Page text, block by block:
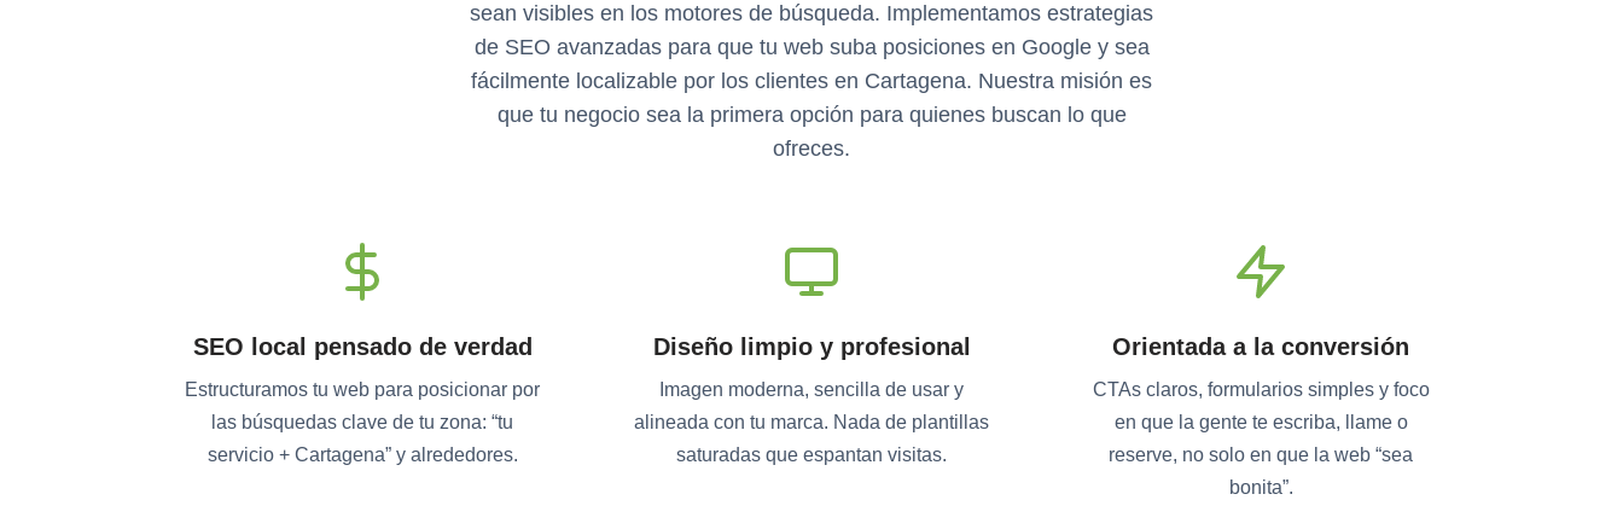
sean visibles en los motores de búsqueda. Implementamos estrategias
de SEO avanzadas para que tu web suba posiciones en Google y sea
fácilmente localizable por los clientes en Cartagena. Nuestra misión es
que tu negocio sea la primera opción para quienes buscan lo que
ofreces.
SEO local pensado de verdad
Estructuramos tu web para posicionar por
las búsquedas clave de tu zona: “tu
servicio + Cartagena” y alrededores.
Diseño limpio y profesional
Imagen moderna, sencilla de usar y
alineada con tu marca. Nada de plantillas
saturadas que espantan visitas.
Orientada a la conversión
CTAs claros, formularios simples y foco
en que la gente te escriba, llame o
reserve, no solo en que la web “sea
bonita”.